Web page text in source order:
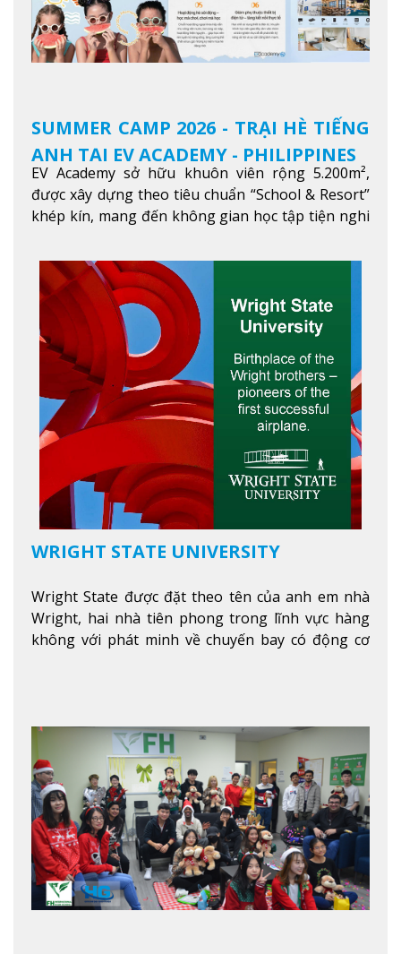
SUMMER CAMP 2026 - TRẠI HÈ TIẾNG
ANH TẠI EV ACADEMY - PHILIPPINES
EV Academy sở hữu khuôn viên rộng 5.200m²,
được xây dựng theo tiêu chuẩn “School & Resort”
khép kín, mang đến không gian học tập tiện nghi
ích hiện đạXem thêm
WRIGHT STATE UNIVERSITY
Wright State được đặt theo tên của anh em nhà
Wright, hai nhà tiên phong trong lĩnh vực hàng
không với phát minh về chuyến bay có động cơ